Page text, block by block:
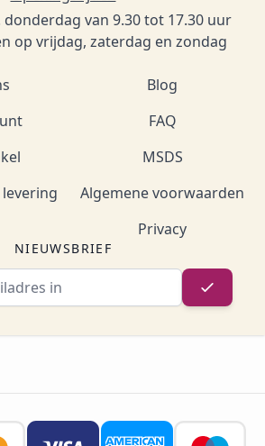
van 9.30 tot 17.30 uur
op vrijdag, zaterdag en zondag
Blog
FAQ
MSDS
Algemene voorwaarden
Privacy
NIEUWSBRIEF